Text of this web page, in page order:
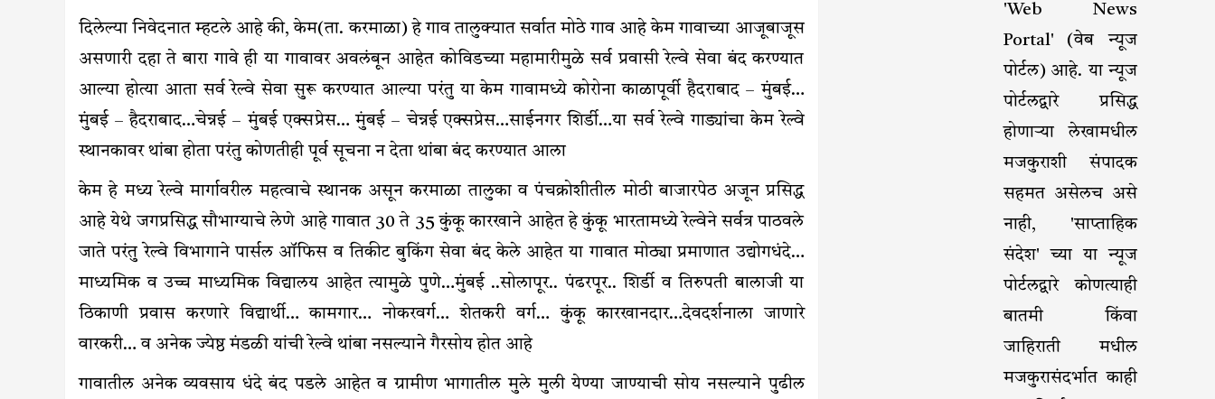
दिलेल्या निवेदनात म्हटले आहे की, केम(ता. करमाळा) हे गाव तालुक्यात सर्वात मोठे गाव आहे केम गावाच्या आजूबाजूस
असणारी दहा ते बारा गावे ही या गावावर अवलंबून आहेत कोविडच्या महामारीमुळे सर्व प्रवासी रेल्वे सेवा बंद करण्यात
आल्या होत्या आता सर्व रेल्वे सेवा सुरू करण्यात आल्या परंतु या केम गावामध्ये कोरोना काळापूर्वी हैदराबाद – मुंबई…
मुंबई – हैदराबाद…चेन्नई – मुंबई एक्सप्रेस… मुंबई – चेन्नई एक्सप्रेस…साईनगर शिर्डी…या सर्व रेल्वे गाड्यांचा केम रेल्वे
स्थानकावर थांबा होता परंतु कोणतीही पूर्व सूचना न देता थांबा बंद करण्यात आला
केम हे मध्य रेल्वे मार्गावरील महत्वाचे स्थानक असून करमाळा तालुका व पंचक्रोशीतील मोठी बाजारपेठ अजून प्रसिद्ध
आहे येथे जगप्रसिद्ध सौभाग्याचे लेणे आहे गावात 30 ते 35 कुंकू कारखाने आहेत हे कुंकू भारतामध्ये रेल्वेने सर्वत्र पाठवले
जाते परंतु रेल्वे विभागाने पार्सल ऑफिस व तिकीट बुकिंग सेवा बंद केले आहेत या गावात मोठ्या प्रमाणात उद्योगधंदे…
माध्यमिक व उच्च माध्यमिक विद्यालय आहेत त्यामुळे पुणे…मुंबई ..सोलापूर.. पंढरपूर.. शिर्डी व तिरुपती बालाजी या
ठिकाणी प्रवास करणारे विद्यार्थी… कामगार… नोकरवर्ग… शेतकरी वर्ग… कुंकू कारखानदार…देवदर्शनाला जाणारे
वारकरी… व अनेक ज्येष्ठ मंडळी यांची रेल्वे थांबा नसल्याने गैरसोय होत आहे
गावातील अनेक व्यवसाय धंदे बंद पडले आहेत व ग्रामीण भागातील मुले मुली येण्या जाण्याची सोय नसल्याने पुढील
'Web News
Portal' (वेब न्यूज
पोर्टल) आहे. या न्यूज
पोर्टलद्वारे प्रसिद्ध
होणाऱ्या लेखामधील
मजकुराशी संपादक
सहमत असेलच असे
नाही, 'साप्ताहिक
संदेश' च्या या न्यूज
पोर्टलद्वारे कोणत्याही
बातमी किंवा
जाहिराती मधील
मजकुरासंदर्भात काही